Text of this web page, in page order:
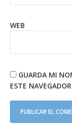
WEB
GUARDA MI
ESTE